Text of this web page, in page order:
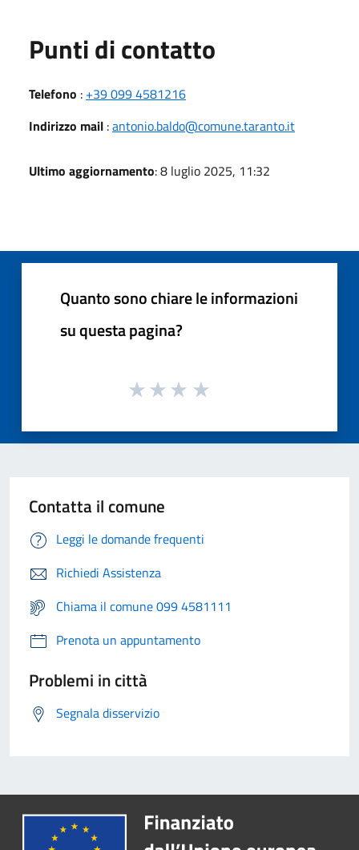
Punti di contatto
Telefono : +39 099 4581216
Indirizzo mail :antonio.baldo@comune.taranto.it
Ultimo aggiornamento: 8 luglio 2025, 11:32
Quanto sono chiare le informazioni
su questa pagina?
Contatta il comune
Leggi le domande frequenti
Richiedi Assistenza
Chiama il comune 099 4581111
Prenota un appuntamento
Problemi in città
Segnala disservizio